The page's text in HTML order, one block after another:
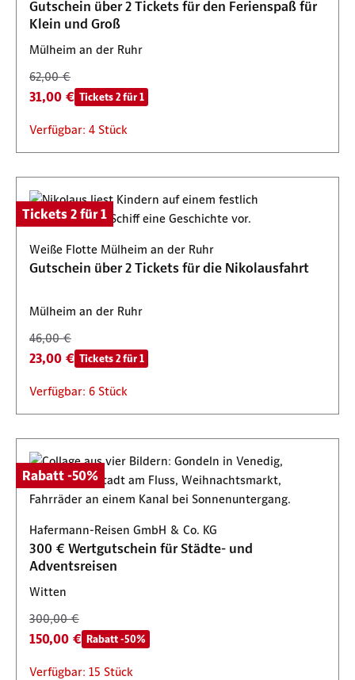
Gutschein über 2 Tickets für den Ferienspaß für
Klein und Groß
Mülheim an der Ruhr
62,00 €
31,00 € Tickets 2 für 1
Verfügbar: 4 Stück
Tickets 2 für 1
Weiße Flotte Mülheim an der Ruhr
Gutschein über 2 Tickets für die Nikolausfahrt
Mülheim an der Ruhr
46,00 €
23,00 € Tickets 2 für 1
Verfügbar: 6 Stück
Rabatt -50%
Hafermann-Reisen GmbH & Co. KG
300 € Wertgutschein für Städte- und
Adventsreisen
Witten
300,00 €
150,00 € Rabatt -50%
Verfügbar: 15 Stück